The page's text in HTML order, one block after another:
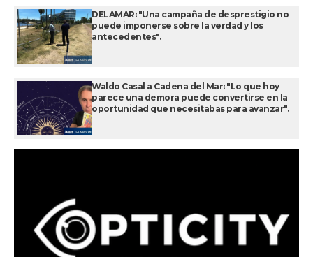
DELAMAR: "Una campaña de desprestigio no
puede imponerse sobre la verdad y los
antecedentes".
Waldo Casal a Cadena del Mar: "Lo que hoy
parece una demora puede convertirse en la
oportunidad que necesitabas para avanzar".